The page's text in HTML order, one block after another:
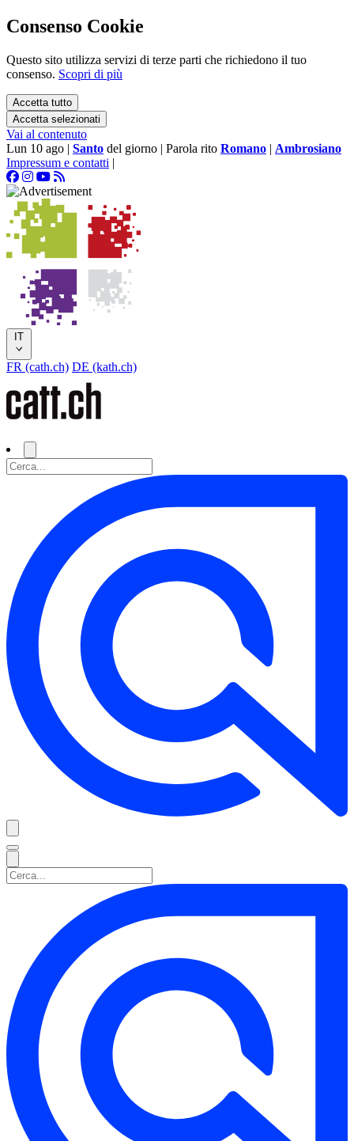
Consenso Cookie
Questo sito utilizza servizi di terze parti che richiedono il tuo
consenso. Scopri di più
Accetta tutto
Accetta selezionati
Vai al contenuto
Lun 10 ago | Santo del giorno | Parola rito Romano | Ambrosiano
Impressum e contatti |
IT
FR (cath.ch) DE (kath.ch)